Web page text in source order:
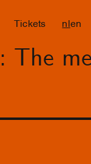
Tickets nl en
The